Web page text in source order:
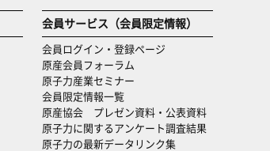
会員サービス（会員限定情報）
会員ログイン・登録ページ
原産会員フォーラム
原子力産業セミナー
会員限定情報一覧
原産協会 プレゼン資料・公表資料
原子力に関するアンケート調査結果
原子力の最新データリンク集